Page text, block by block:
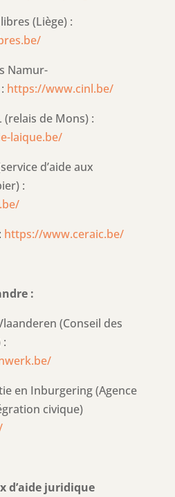
(Liège) :
Namur-
https://www.cinl.be/
(relais de Mons) :
laique.be/
d’aide aux
:
https://www.ceraic.be/
:
(Conseil des
en Inburgering (Agence
civique)
d’aide juridique